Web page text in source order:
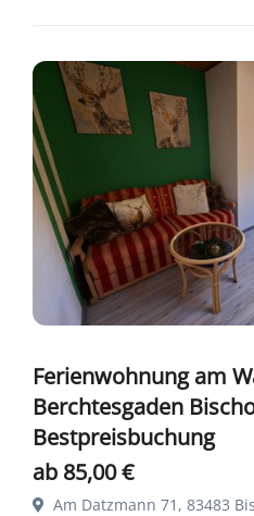
Ferienwohnung am
Berchtesgaden
Bestpreisbuchung
ab 85,00 €
Am Datzmann 71, 83483